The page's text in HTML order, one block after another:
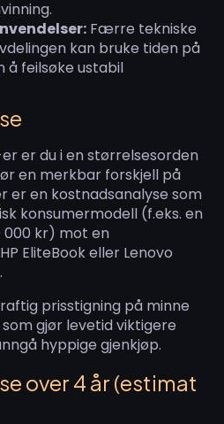
Færre tekniske
kan bruke tiden på
å feilsøke ustabil
er du i en størrelsesorden
en merkbar forskjell på
er en kostnadsanalyse som
konsumermodell (f.eks. en
kr) mot en
EliteBook eller Lenovo
prisstigning på minne
gjør levetid viktigere
hyppige gjenkjøp.
over 4 år (estimat